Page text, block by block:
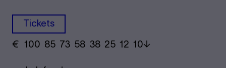
Tickets
€ ​ 100 85 73​ 58 38 25​ 12 10